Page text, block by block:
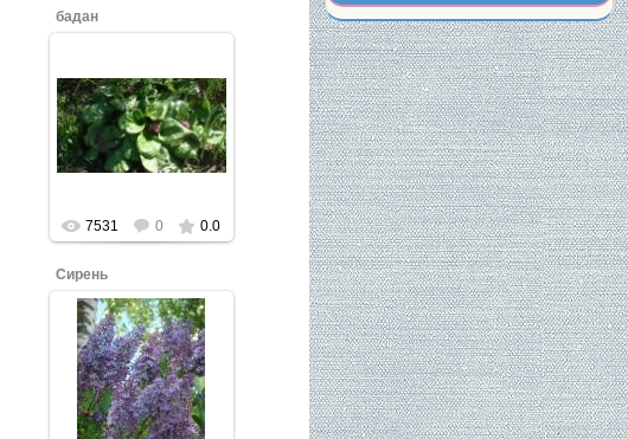
бадан
Нажмите, чтобы
увеличить.
7531 0 0.0
Сирень
Нажмите, чтобы
увеличить.